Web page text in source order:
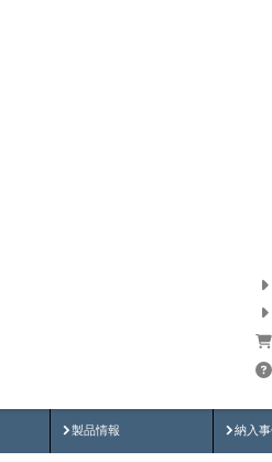
製品情報
製品動画 納入
納